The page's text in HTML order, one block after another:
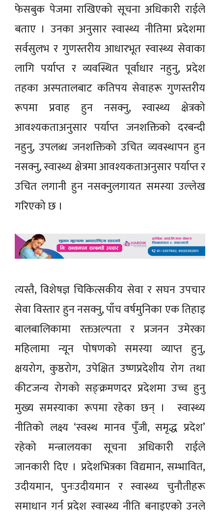
फेसबुक पेजमा राखिएको सूचना अधिकारी राईले
बताए । उनका अनुसार स्वास्थ्य नीतिमा प्रदेशमा
सर्वसुलभ र गुणस्तरीय आधारभूत स्वास्थ्य सेवाका
लागि पर्याप्त र व्यवस्थित पूर्वाधार नहुनु, प्रदेश
तहका अस्पतालबाट कतिपय सेवाहरू गुणस्तरीय
रूपमा प्रवाह हुन नसक्नु, स्वास्थ्य क्षेत्रको
आवश्यकताअनुसार पर्याप्त जनशक्तिको दरबन्दी
नहुनु, उपलब्ध जनशक्तिको उचित व्यवस्थापन हुन
नसक्नु, स्वास्थ्य क्षेत्रमा आवश्यकताअनुसार पर्याप्त र
उचित लगानी हुन नसक्नुलगायत समस्या उल्लेख
गरिएको छ ।
त्यस्तै, विशेषज्ञ चिकित्सकीय सेवा र सघन उपचार
सेवा विस्तार हुन नसक्नु, पाँच वर्षमुनिका एक तिहाइ
बालबालिकामा रक्तअल्पता र प्रजनन उमेरका
महिलामा न्यून पोषणको समस्या व्याप्त हुनु,
क्षयरोग, कुष्ठरोग, उपेक्षित उष्णप्रदेशीय रोग तथा
कीटजन्य रोगको सङ्क्रमणदर प्रदेशमा उच्च हुनु
मुख्य समस्याका रूपमा रहेका छन् । स्वास्थ्य
नीतिको लक्ष्य ‘स्वस्थ मानव पुँजी, समृद्ध प्रदेश’
रहेको मन्त्रालयका सूचना अधिकारी राईले
जानकारी दिए । प्रदेशभित्रका विद्यमान, सम्भावित,
उदीयमान, पुनःउदीयमान र स्वास्थ्य चुनौतीहरू
समाधान गर्न प्रदेश स्वास्थ्य नीति बनाइएको उनले